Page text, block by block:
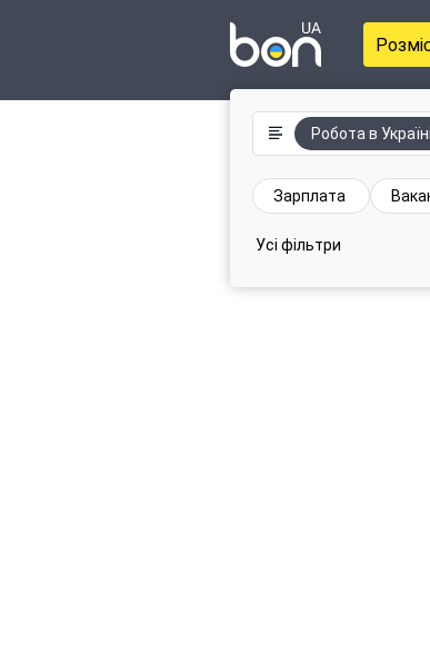
Робота в Україні
Зарплата
Усі фільтри